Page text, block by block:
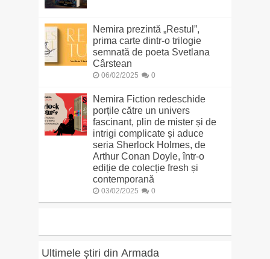
Nemira prezintă „Restul”,
prima carte dintr-o trilogie
semnată de poeta Svetlana
Cârstean
06/02/2025 0
Nemira Fiction redeschide
porțile către un univers
fascinant, plin de mister și de
intrigi complicate și aduce
seria Sherlock Holmes, de
Arthur Conan Doyle, într-o
ediție de colecție fresh și
contemporană
03/02/2025 0
Ultimele știri din Armada